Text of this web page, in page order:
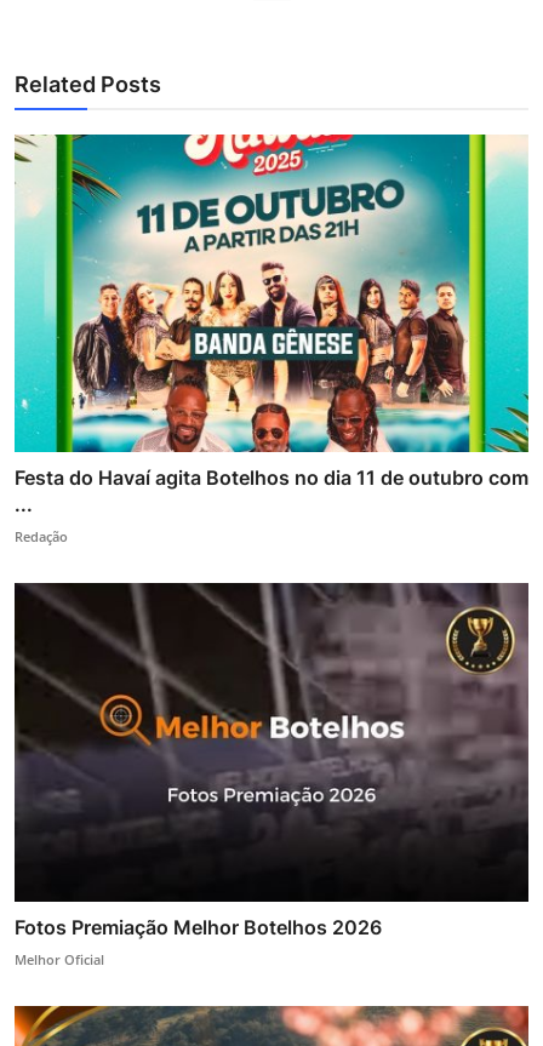
Related Posts
Festa do Havaí agita Botelhos no dia 11 de outubro com
...
Redação
Fotos Premiação Melhor Botelhos 2026
Melhor Oficial